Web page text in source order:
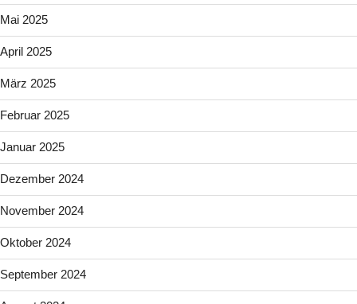
Mai 2025
April 2025
März 2025
Februar 2025
Januar 2025
Dezember 2024
November 2024
Oktober 2024
September 2024